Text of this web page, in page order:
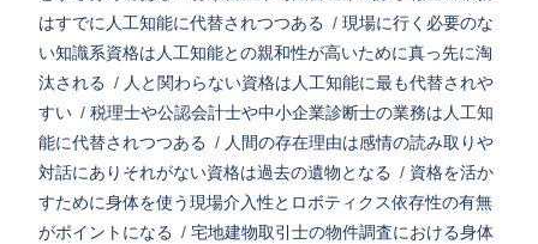
はすでに人工知能に代替されつつある / 現場に行く必要のな
い知識系資格は人工知能との親和性が高いために真っ先に淘
汰される / 人と関わらない資格は人工知能に最も代替されや
すい / 税理士や公認会計士や中小企業診断士の業務は人工知
能に代替されつつある / 人間の存在理由は感情の読み取りや
対話にありそれがない資格は過去の遺物となる / 資格を活か
すために身体を使う現場介入性とロボティクス依存性の有無
がポイントになる / 宅地建物取引士の物件調査における身体